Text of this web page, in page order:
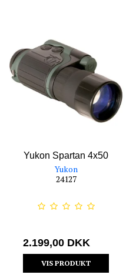
Yukon Spartan 4x50
Yukon
24127
2.199,00 DKK
VIS PRODUKT